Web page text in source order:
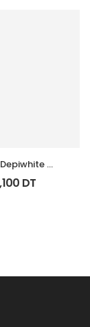
Creme
Tb 40Ml
DT